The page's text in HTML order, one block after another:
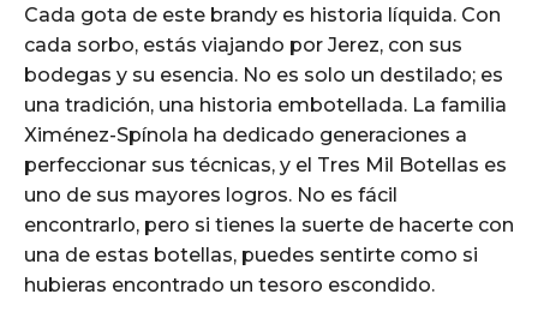
Cada gota de este brandy es historia líquida. Con
cada sorbo, estás viajando por Jerez, con sus
bodegas y su esencia. No es solo un destilado; es
una tradición, una historia embotellada. La familia
Ximénez-Spínola ha dedicado generaciones a
perfeccionar sus técnicas, y el Tres Mil Botellas es
uno de sus mayores logros. No es fácil
encontrarlo, pero si tienes la suerte de hacerte con
una de estas botellas, puedes sentirte como si
hubieras encontrado un tesoro escondido.